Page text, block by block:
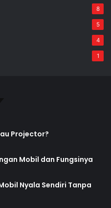
8
5
4
1
Projector?
Mobil dan Fungsinya
Nyala Sendiri Tanpa